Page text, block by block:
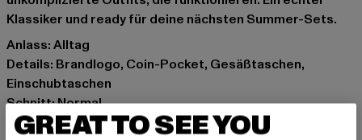
Klassiker und ready für deine nächsten Summer-Sets.
Anlass: Alltag
Details: Brandlogo, Coin-Pocket, Gesäßtaschen,
Einschubtaschen
Schnitt: Normal
Marke: Homeboy
GREAT TO SEE YOU